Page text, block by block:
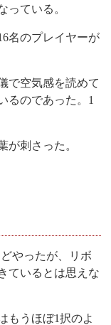
っている。
名のプレイヤーが
で空気感を読めて
るのであった。1
が刺さった。
やったが、リボ
ているとは思えな
もうほぼ1択のよ